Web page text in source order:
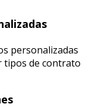
personalizadas
tipos de contrato